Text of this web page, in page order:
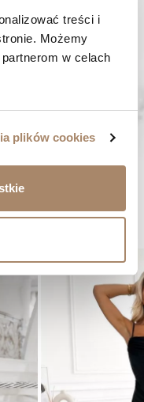
treści i
Możemy
w celach
plików cookies
:
Od godziny 9:00 do
favorite_border